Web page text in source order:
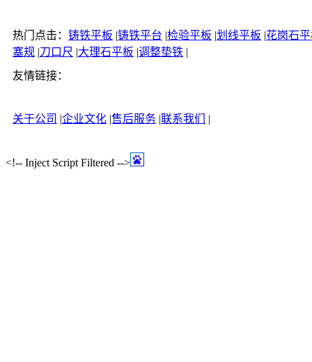
热门点击： 铸铁平板 |铸铁平台 |检验平板 |划线平板 |花岗石
塞规 |刀口尺 |大理石平板 |调整垫铁 |
友情链接：
关于公司 |企业文化 |售后服务 |联系我们 |
<!-- Inject Script Filtered -->